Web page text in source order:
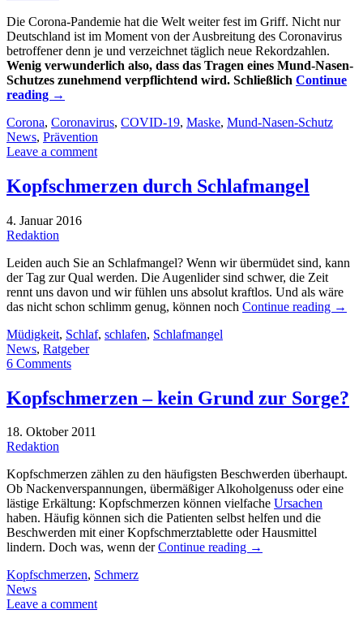
Die Corona-Pandemie hat die Welt weiter fest im Griff. Nicht nur
Deutschland ist im Moment von der Ausbreitung des Coronavirus
betroffener denn je und verzeichnet täglich neue Rekordzahlen.
Wenig verwunderlich also, dass das Tragen eines Mund-Nasen-
Schutzes zunehmend verpflichtend wird. Schließlich Continue
reading →
Corona, Coronavirus, COVID-19, Maske, Mund-Nasen-Schutz
News, Prävention
Leave a comment
Kopfschmerzen durch Schlafmangel
4. Januar 2016
Redaktion
Leiden auch Sie an Schlafmangel? Wenn wir übermüdet sind, kann
der Tag zur Qual werden. Die Augenlider sind schwer, die Zeit
rennt uns davon und wir fühlen uns absolut kraftlos. Und als wäre
das nicht schon schlimm genug, können noch Continue reading →
Müdigkeit, Schlaf, schlafen, Schlafmangel
News, Ratgeber
6 Comments
Kopfschmerzen – kein Grund zur Sorge?
18. Oktober 2011
Redaktion
Kopfschmerzen zählen zu den häufigsten Beschwerden überhaupt.
Ob Nackenverspannungen, übermäßiger Alkoholgenuss oder eine
lästige Erkältung: Kopfschmerzen können vielfache Ursachen
haben. Häufig können sich die Patienten selbst helfen und die
Beschwerden mit einer Kopfschmerztablette oder Hausmittel
lindern. Doch was, wenn derContinue reading →
Kopfschmerzen, Schmerz
News
Leave a comment